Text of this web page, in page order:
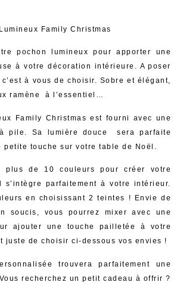
Family Christmas
pochon lumineux pour apporter une
à votre décoration intérieure. A poser
à vous de choisir. Sobre et élégant,
ramène à l’essentiel…
Family Christmas est fourni avec une
pile. Sa lumière douce sera parfaite
petite touche sur votre table de Noël.
plus de 10 couleurs pour créer votre
s’intègre parfaitement à votre intérieur.
en choisissant 2 teintes ! Envie de
soucis, vous pourrez mixer avec une
ajouter une touche pailletée à votre
juste de choisir ci-dessous vos envies !
trouvera parfaitement une
recherchez un petit cadeau à offrir ?